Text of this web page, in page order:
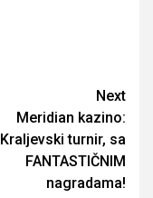
Next
Meridian kazino:
Kraljevski turnir, sa
FANTASTIČNIM
nagradama!